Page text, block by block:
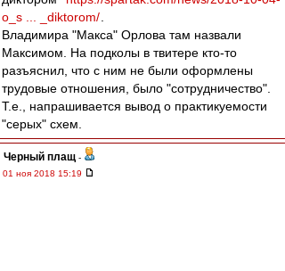
o_s ... _diktorom/
Владимира "Макса" Орлова там назвали
Максимом. На подколы в твитере кто-то
разъяснил, что с ним не были оформлены
трудовые отношения, было "сотрудничество".
Т.е., напрашивается вывод о практикуемости
"серых" схем.
Черный плащ -
01 ноя 2018 15:19